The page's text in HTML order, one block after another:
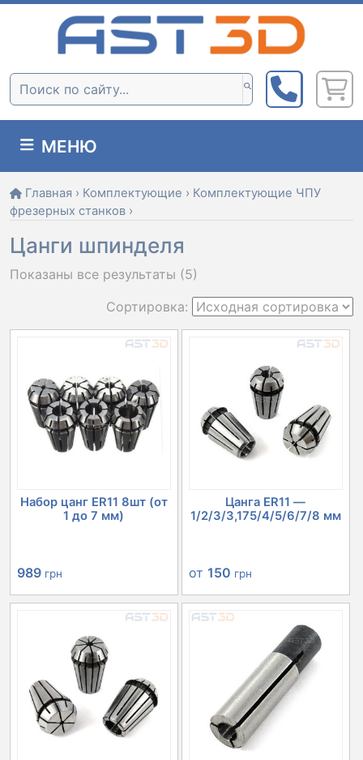
Skip
Поиск:
МЕНЮ
Главная › Комплектующие › Комплектующие ЧПУ
фрезерных станков ›
Цанги шпинделя
Показаны все результаты (5)
Набор цанг ER11 8шт (от
1 до 7 мм)
989 грн
Цанга ER11 —
1/2/3/3,175/4/5/6/7/8 мм
от 150 грн